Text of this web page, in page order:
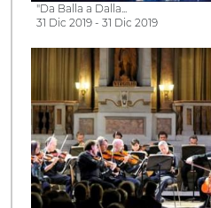
"Da Balla a Dalla...
31 Dic 2019 - 31 Dic 2019